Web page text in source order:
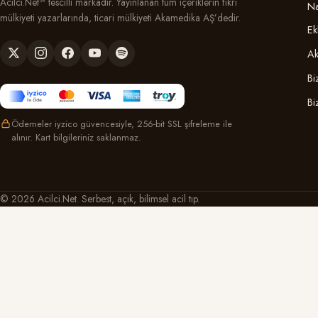
mülkiyeti yazarlarında, ticari mülkiyeti Akamedika AŞ’dedir.
Ödemeler iyzico güvencesiyle, 256-bit SSL şifreleme ile
alınır. Kart bilgileriniz saklanmaz.
© 2026 Acilci.Net. Serbest, açık, bilimsel acil tıp.